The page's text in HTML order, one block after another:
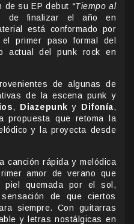
de su EP debut “Tiempo al
de finalizar el año en
está conformado por
primer paso formal del
actual del punk rock en
de algunas de
de la escena punk y
, Diazepunk y Difonía,
propuesta que retoma la
y la proyecta desde
canción rápida y melódica
amor de verano que
piel quemada por el sol,
de que ciertos
siempre. Con guitarras
y letras nostálgicas en